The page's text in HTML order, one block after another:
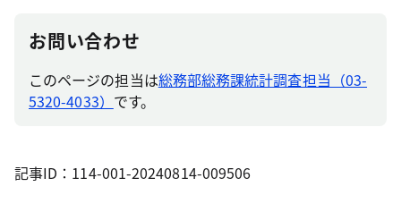
お問い合わせ
このページの担当は総務部総務課統計調査担当（03-
5320-4033） です。
記事ID：114-001-20240814-009506